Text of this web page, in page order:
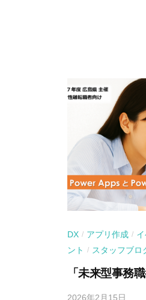
DX / アプリ作成 /
ント
/ スタッフブロ
「未来型事務
2026年2月15日